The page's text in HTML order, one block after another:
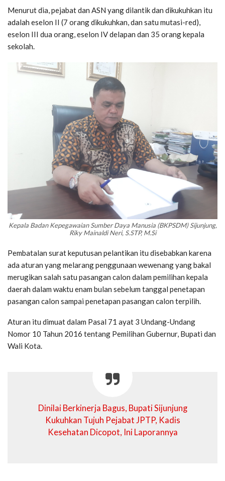
Menurut dia, pejabat dan ASN yang dilantik dan dikukuhkan itu
adalah eselon II (7 orang dikukuhkan, dan satu mutasi-red),
eselon III dua orang, eselon IV delapan dan 35 orang kepala
sekolah.
Kepala Badan Kepegawaian Sumber Daya Manusia (BKPSDM) Sijunjung,
Riky Mainaldi Neri, S.STP, M.Si
Pembatalan surat keputusan pelantikan itu disebabkan karena
ada aturan yang melarang penggunaan wewenang yang bakal
merugikan salah satu pasangan calon dalam pemilihan kepala
daerah dalam waktu enam bulan sebelum tanggal penetapan
pasangan calon sampai penetapan pasangan calon terpilih.
Aturan itu dimuat dalam Pasal 71 ayat 3 Undang-Undang
Nomor 10 Tahun 2016 tentang Pemilihan Gubernur, Bupati dan
Wali Kota.
Dinilai Berkinerja Bagus, Bupati Sijunjung
Kukuhkan Tujuh Pejabat JPTP, Kadis
Kesehatan Dicopot, Ini Laporannya